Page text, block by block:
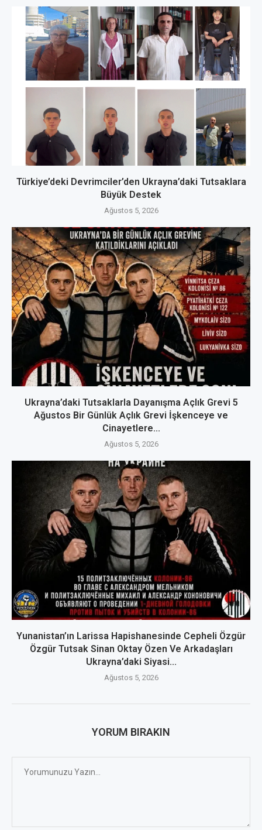
Türkiye’deki Devrimciler’den Ukrayna’daki Tutsaklara
Büyük Destek
Ağustos 5, 2026
Ukrayna’daki Tutsaklarla Dayanışma Açlık Grevi 5
Ağustos Bir Günlük Açlık Grevi İşkenceye ve
Cinayetlere...
Ağustos 5, 2026
Yunanistan’ın Larissa Hapishanesinde Cepheli Özgür
Özgür Tutsak Sinan Oktay Özen Ve Arkadaşları
Ukrayna’daki Siyasi...
Ağustos 5, 2026
YORUM BIRAKIN